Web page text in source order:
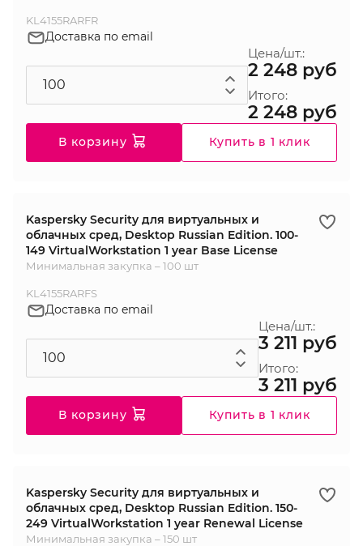
KL4155RARFR
Доставка по email
Цена/шт.:
2 248 руб
Итого:
2 248 руб
В корзину Купить в 1 клик
Kaspersky Security для виртуальных и
облачных сред, Desktop Russian Edition. 100-
149 VirtualWorkstation 1 year Base License
Минимальная закупка – 100 шт
KL4155RARFS
Доставка по email
Цена/шт.:
3 211 руб
Итого:
3 211 руб
В корзину Купить в 1 клик
Kaspersky Security для виртуальных и
облачных сред, Desktop Russian Edition. 150-
249 VirtualWorkstation 1 year Renewal License
Минимальная закупка – 150 шт